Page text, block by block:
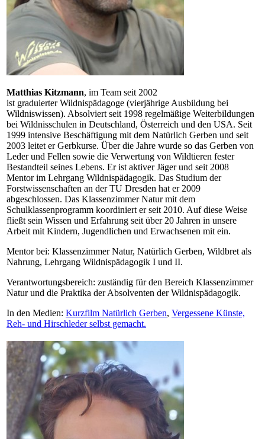
Matthias Kitzmann, im Team seit 2002
ist graduierter Wildnispädagoge (vierjährige Ausbildung bei
Wildniswissen). Absolviert seit 1998 regelmäßige Weiterbildungen
bei Wildnisschulen in Deutschland, Österreich und den USA. Seit
1999 intensive Beschäftigung mit dem Natürlich Gerben und seit
2003 leitet er Gerbkurse. Über die Jahre wurde so das Gerben von
Leder und Fellen sowie die Verwertung von Wildtieren fester
Bestandteil seines Lebens. Er ist aktiver Jäger und seit 2008
Mentor im Lehrgang Wildnispädagogik. Das Studium der
Forstwissenschaften an der TU Dresden hat er 2009
abgeschlossen. Das Klassenzimmer Natur mit dem
Schulklassenprogramm koordiniert er seit 2010. Auf diese Weise
fließt sein Wissen und Erfahrung seit über 20 Jahren in unsere
Arbeit mit Kindern, Jugendlichen und Erwachsenen mit ein.
Mentor bei: Klassenzimmer Natur, Natürlich Gerben, Wildbret als
Nahrung, Lehrgang Wildnispädagogik I und II.
Verantwortungsbereich: zuständig für den Bereich Klassenzimmer
Natur und die Praktika der Absolventen der Wildnispädagogik.
In den Medien: Kurzfilm Natürlich Gerben, Vergessene Künste,
Reh- und Hirschleder selbst gemacht.